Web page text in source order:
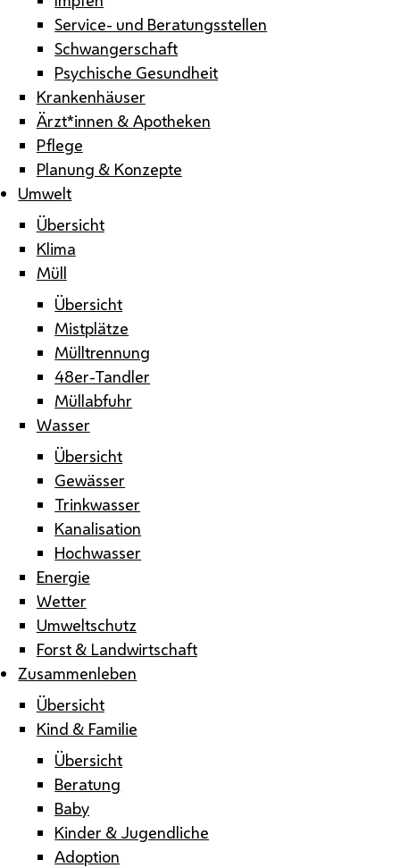
Service- und Beratungsstellen
Schwangerschaft
Psychische Gesundheit
Krankenhäuser
Ärzt*innen & Apotheken
Pflege
Planung & Konzepte
Umwelt
Übersicht
Klima
Müll
Übersicht
Mistplätze
Mülltrennung
48er-Tandler
Müllabfuhr
Wasser
Übersicht
Gewässer
Trinkwasser
Kanalisation
Hochwasser
Energie
Wetter
Umweltschutz
Forst & Landwirtschaft
Zusammenleben
Übersicht
Kind & Familie
Übersicht
Beratung
Baby
Kinder & Jugendliche
Adoption